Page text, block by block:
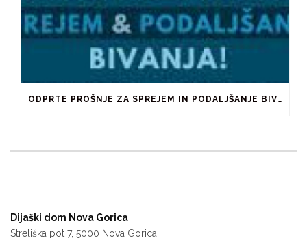
ODPRTE PROŠNJE ZA SPREJEM IN PODALJŠANJE BIVANJA V ŠTUDENTSKIH DOMOVIH IN PRI ZASEBNIKIH
Dijaški dom Nova Gorica
Streliška pot 7, 5000 Nova Gorica